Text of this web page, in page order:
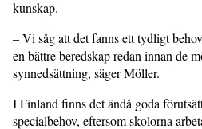
kunskap.
– Vi såg att det fanns ett tydligt
en bättre beredskap redan innan de
synnedsättning, säger Möller.
I Finland finns det ändå goda
specialbehov, eftersom skolorna